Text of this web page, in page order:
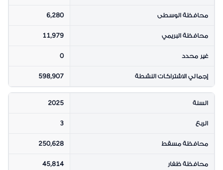
محافظة الوسطى 6,280
محافظة البريمي 11,979
غير محدد 0
إجمالي الاشتراكات النشطة 598,907
السنة 2025
الربع 3
محافظة مسقط 250,628
محافظة ظفار 45,814